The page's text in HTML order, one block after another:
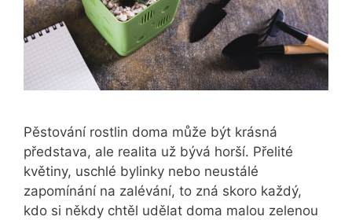
Pěstování rostlin doma může být krásná
představa, ale realita už bývá horší. Přelité
květiny, uschlé bylinky nebo neustálé
zapomínání na zalévání, to zná skoro každý,
kdo si někdy chtěl udělat doma malou zelenou